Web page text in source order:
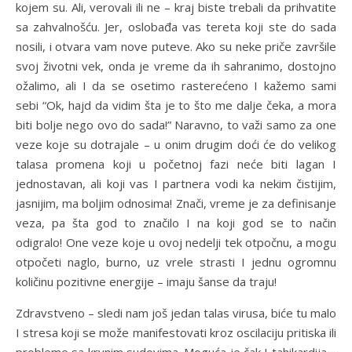
kojem su. Ali, verovali ili ne – kraj biste trebali da prihvatite
sa zahvalnošću. Jer, oslobađa vas tereta koji ste do sada
nosili, i otvara vam nove puteve. Ako su neke priče završile
svoj životni vek, onda je vreme da ih sahranimo, dostojno
ožalimo, ali I da se osetimo rasterećeno I kažemo sami
sebi “Ok, hajd da vidim šta je to što me dalje čeka, a mora
biti bolje nego ovo do sada!” Naravno, to važi samo za one
veze koje su dotrajale – u onim drugim doći će do velikog
talasa promena koji u početnoj fazi neće biti lagan I
jednostavan, ali koji vas I partnera vodi ka nekim čistijim,
jasnijim, ma boljim odnosima! Znači, vreme je za definisanje
veza, pa šta god to značilo I na koji god se to način
odigralo! One veze koje u ovoj nedelji tek otpočnu, a mogu
otpočeti naglo, burno, uz vrele strasti I jednu ogromnu
količinu pozitivne energije – imaju šanse da traju!
Zdravstveno – sledi nam još jedan talas virusa, biće tu malo
I stresa koji se može manifestovati kroz oscilaciju pritiska ili